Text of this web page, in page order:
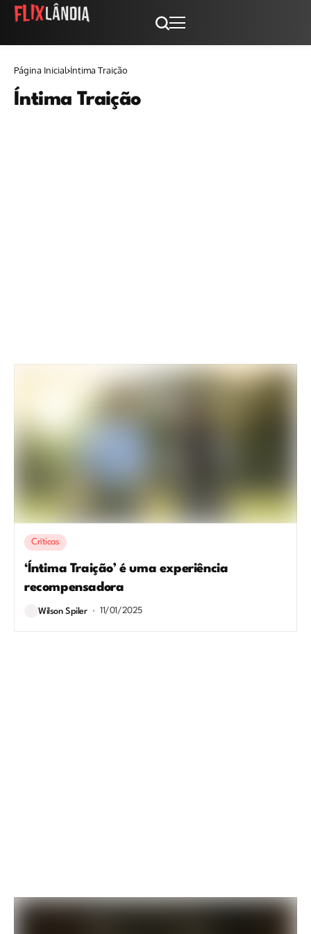
Página Inicial Íntima Traição
Íntima Traição
Críticas
‘Íntima Traição’ é uma experiência
recompensadora
Wilson Spiler 11/01/2025